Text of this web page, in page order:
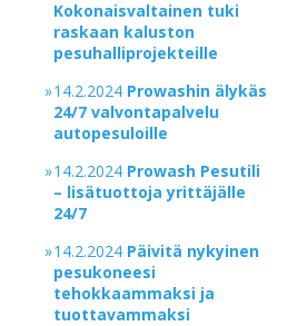
Kokonaisvaltainen tuki
raskaan kaluston
pesuhalliprojekteille
»14.2.2024 Prowashin älykäs
24/7 valvontapalvelu
autopesuloille
»14.2.2024 Prowash Pesutili
– lisätuottoja yrittäjälle
24/7
»14.2.2024 Päivitä nykyinen
pesukoneesi
tehokkaammaksi ja
tuottavammaksi